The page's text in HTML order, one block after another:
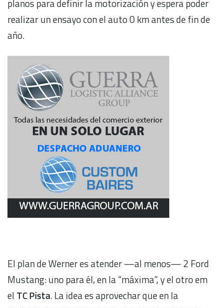
planos para definir la motorización y espera poder
realizar un ensayo con el auto 0 km antes de fin de
año.
El plan de Werner es atender —al menos— 2 Ford
Mustang: uno para él, en la “máxima”, y el otro em
el TC Pista. La idea es aprovechar que en la